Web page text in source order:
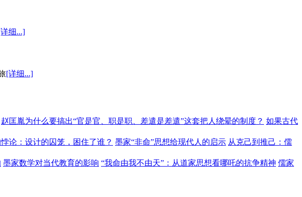
细...]
[详细...]
赵匡胤为什么要搞出“官是官、职是职、差遣是差遣”这套把人绕晕的制度？ 如果古代
论：设计的囚笼，困住了谁？ 墨家“非命”思想给现代人的启示 从克己到推己：儒
墨家数学对当代教育的影响 “我命由我不由天”：从道家思想看哪吒的抗争精神 儒家